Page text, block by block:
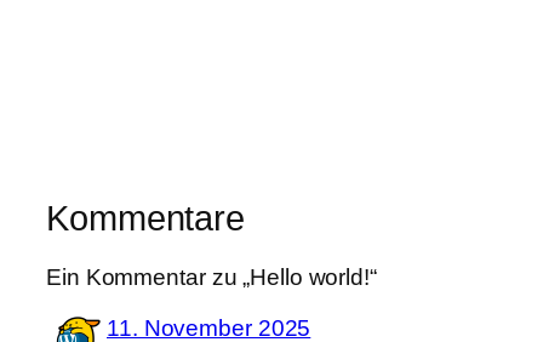
Kommentare
Ein Kommentar zu „Hello world!“
11. November 2025